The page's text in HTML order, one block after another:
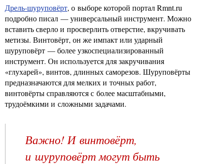
Дрель-шуруповёрт, о выборе которой портал Rmnt.ru
подробно писал — универсальный инструмент. Можно
вставить сверло и просверлить отверстие, вкручивать
метизы. Винтовёрт, он же импакт или ударный
шуруповёрт — более узкоспециализированный
инструмент. Он используется для закручивания
«глухарей», винтов, длинных саморезов. Шуруповёрты
предназначаются для мелких и точных работ,
винтовёрты справляются с более масштабными,
трудоёмкими и сложными задачами.
Важно! И винтовёрт,
и шуруповёрт могут быть